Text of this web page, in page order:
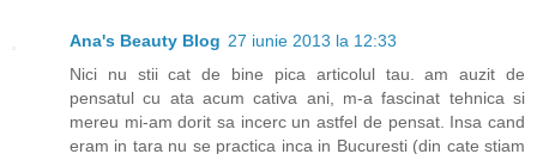
Ana's Beauty Blog 27 iunie 2013 la 12:33
Nici nu stii cat de bine pica articolul tau. am auzit de
pensatul cu ata acum cativa ani, m-a fascinat tehnica si
mereu mi-am dorit sa incerc un astfel de pensat. Insa cand
eram in tara nu se practica inca in Bucuresti (din cate stiam